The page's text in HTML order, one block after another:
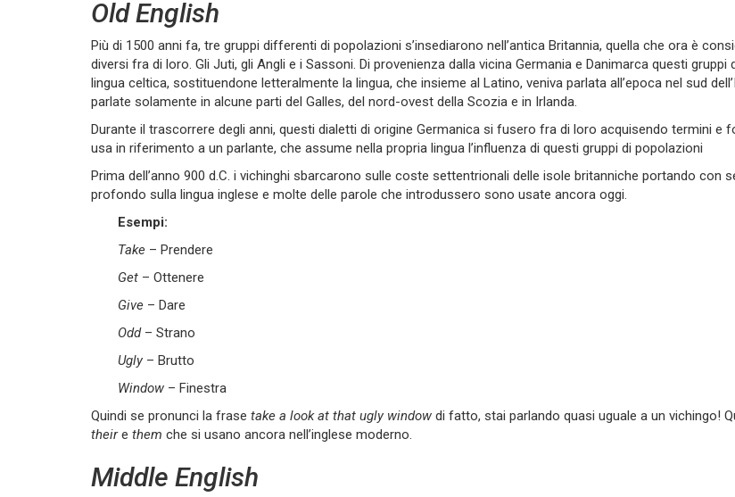
Old English
Più di 1500 anni fa, tre gruppi differenti di popolazioni s’insediarono nell’antica Britannia, quella che ora è
diversi fra di loro. Gli Juti, gli Angli e i Sassoni. Di provenienza dalla vicina Germania e Danimarca questi
lingua celtica, sostituendone letteralmente la lingua, che insieme al Latino, veniva parlata all’epoca nel sud
parlate solamente in alcune parti del Galles, del nord-ovest della Scozia e in Irlanda.
Durante il trascorrere degli anni, questi dialetti di origine Germanica si fusero fra di loro acquisendo termini e
usa in riferimento a un parlante, che assume nella propria lingua l’influenza di questi gruppi di popolazioni
Prima dell’anno 900 d.C. i vichinghi sbarcarono sulle coste settentrionali delle isole britanniche portando con
profondo sulla lingua inglese e molte delle parole che introdussero sono usate ancora oggi.
Esempi:
Take – Prendere
Get – Ottenere
Give – Dare
Odd– Strano
Ugly– Brutto
Window – Finestra
Quindi se pronunci la frase take a look at that ugly window di fatto, stai parlando quasi uguale a un vichingo!
theire them che si usano ancora nell’inglese moderno.
Middle English